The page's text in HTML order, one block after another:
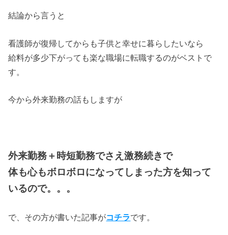
結論から言うと
看護師が復帰してからも子供と幸せに暮らしたいなら
給料が多少下がっても楽な職場に転職するのがベストで
す。
今から外来勤務の話もしますが
外来勤務＋時短勤務でさえ激務続きで
体も心もボロボロになってしまった方を知って
いるので。。。
で、その方が書いた記事がコチラです。